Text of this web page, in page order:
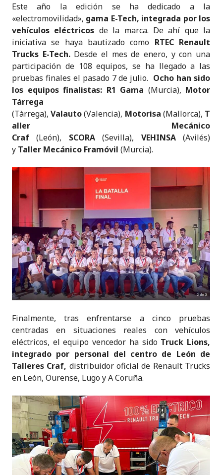
Este año la edición se ha dedicado a la
«electromovilidad», gama E-Tech, integrada por los
vehículos eléctricos de la marca. De ahí que la
iniciativa se haya bautizado como RTEC Renault
Trucks E-Tech.Desde el mes de enero, y con una
participación de 108 equipos, se ha llegado a las
pruebas finales el pasado 7 de julio. Ocho han sido
los equipos finalistas: R1 Gama (Murcia), Motor
Tàrrega
(Tàrrega),Valauto(Valencia), Motorisa (Mallorca), T
aller Mecánico
Craf (León), SCORA(Sevilla), VEHINSA(Avilés)
y Taller Mecánico Framóvil (Murcia).
Finalmente, tras enfrentarse a cinco pruebas
centradas en situaciones reales con vehículos
eléctricos, el equipo vencedor ha sido Truck Lions,
integrado por personal del centro de León de
Talleres Craf, distribuidor oficial de Renault Trucks
en León, Ourense, Lugo y A Coruña.